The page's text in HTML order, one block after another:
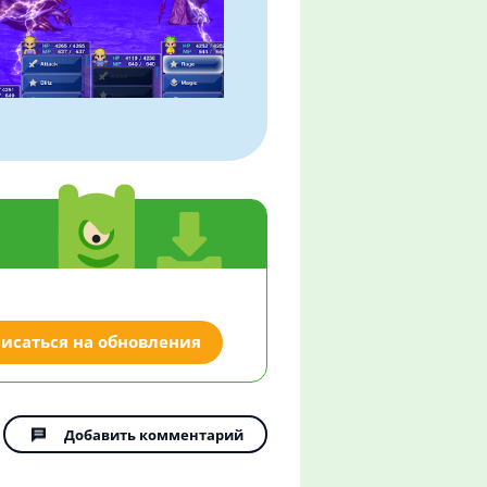
на обновления
Добавить комментарий